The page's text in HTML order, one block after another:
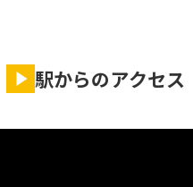
駅からのアクセス